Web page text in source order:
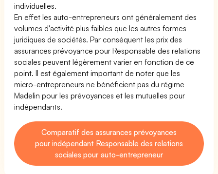
individuelles.
En effet les auto-entrepreneurs ont généralement des
volumes d'activité plus faibles que les autres formes
juridiques de sociétés. Par conséquent les prix des
assurances prévoyance pour Responsable des relations
sociales peuvent légèrement varier en fonction de ce
point. Il est également important de noter que les
micro-entrepreneurs ne bénéficient pas du régime
Madelin pour les prévoyances et les mutuelles pour
indépendants.
Comparatif des assurances prévoyances
pour indépendant Responsable des relations
sociales pour auto-entrepreneur